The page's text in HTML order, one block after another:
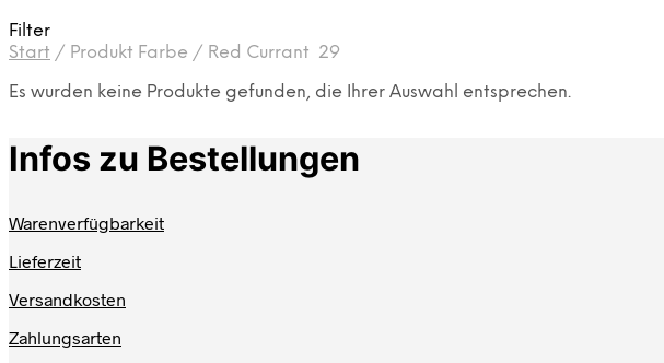
Filter
Start / Produkt Farbe / Red Currant 29
Es wurden keine Produkte gefunden, die Ihrer Auswahl entsprechen.
Infos zu Bestellungen
Warenverfügbarkeit
Lieferzeit
Versandkosten
Zahlungsarten